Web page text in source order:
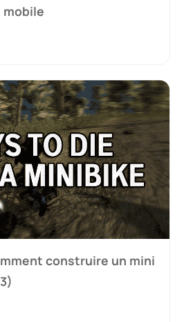
mobile
construire un mini